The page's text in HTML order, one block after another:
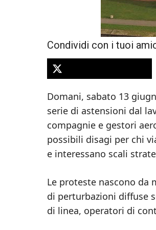
Condividi con i tuoi
Domani, sabato 13
serie di astensioni dal
compagnie e gestori
possibili disagi per chi
e interessano scali
Le proteste nascono
di perturbazioni diffuse
di linea, operatori di